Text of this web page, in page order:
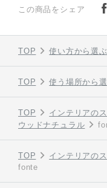
この商品をシェア
TOP 使い方から選ぶ
TOP 使う場所から
TOP
インテリアの
ウッドナチュラル
TOP インテリアの
fonte